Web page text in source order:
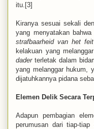
itu.[3]
Kiranya sesuai sekali
yang menyatakan
strafbaarheid van het feit
kelakuan yang
daderterletak dalam
yang melanggar hukum,
dijatuhkannya pidana
Elemen Delik Secara
Adapun pembagian
perumusan dari tiap-